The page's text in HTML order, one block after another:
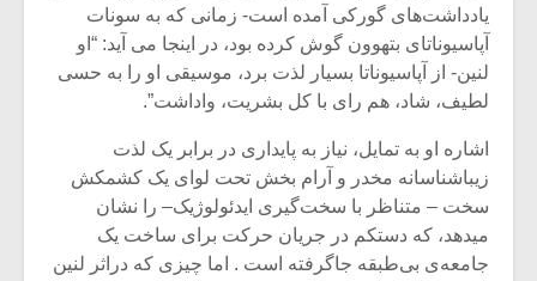
یادداشت‌های گورکی آمده است- زمانی که به سونات
آپاسیوناتای بتهوون گوش کرده بود، در اینجا می آید: “او
لنین- از آپاسیوناتا بسیار لذت برد، موسیقی او را به حسی
لطیف، شاد، هم رای با کل بشریت، واداشت”.
اشاره او به تمایل، نیاز به پایداری در برابر یک لذت
زیباشناسانه مخدر و آرام بخش تحت لوای یک کشمکش
سخت – متناظر با سخت‌گیری ایدئولوژیک– را نشان
میدهد، که دستکم در جریان حرکت برای ساخت یک
جامعه‌ی بی‌طبقه جاگرفته است . اما چیزی که دراثر لنین
اگر نمی توانی
مشهورترین باشی،
بدنام ترین باش